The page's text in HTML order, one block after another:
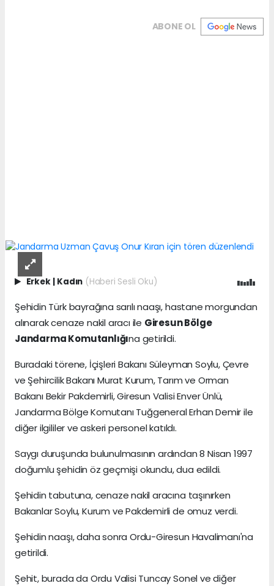
ABONE OL
Erkek | Kadın (Haberi Sesli Oku)
Şehidin Türk bayrağına sarılı naaşı, hastane morgundan
alınarak cenaze nakil aracı ile Giresun Bölge
Jandarma Komutanlığına getirildi.
Buradaki törene, İçişleri Bakanı Süleyman Soylu, Çevre
ve Şehircilik Bakanı Murat Kurum, Tarım ve Orman
Bakanı Bekir Pakdemirli, Giresun Valisi Enver Ünlü,
Jandarma Bölge Komutanı Tuğgeneral Erhan Demir ile
diğer ilgililer ve askeri personel katıldı.
Saygı duruşunda bulunulmasının ardından 8 Nisan 1997
doğumlu şehidin öz geçmişi okundu, dua edildi.
Şehidin tabutuna, cenaze nakil aracına taşınırken
Bakanlar Soylu, Kurum ve Pakdemirli de omuz verdi.
Şehidin naaşı, daha sonra Ordu-Giresun Havalimanı'na
getirildi.
Şehit, burada da Ordu Valisi Tuncay Sonel ve diğer